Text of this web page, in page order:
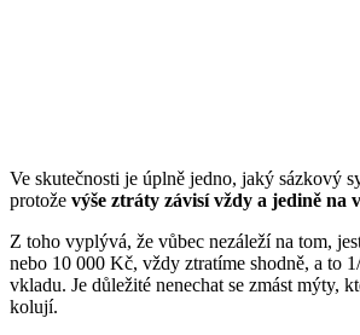
Ve skutečnosti je úplně jedno, jaký sázkový
protože výše ztráty závisí vždy a jedině na
Z toho vyplývá, že vůbec nezáleží na tom,
nebo 10 000 Kč, vždy ztratíme shodně, a to
vkladu. Je důležité nenechat se zmást mýty,
kolují.